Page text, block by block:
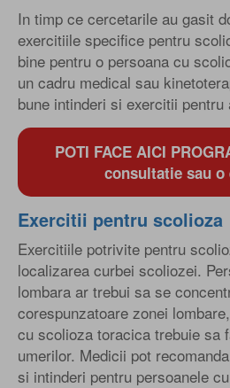
In timp ce cercetarile au gasit
exercitiile specifice pentru
bine pentru o persoana cu
un cadru medical sau
bune intinderi si exercitii pentru
POTI FACE AICI
consultatie sau o
Exercitii pentru scolioza
Exercitiile potrivite pentru
localizarea curbei scoliozei.
lombara ar trebui sa se
corespunzatoare zonei
cu scolioza toracica trebuie sa
umerilor. Medicii pot
si intinderi pentru persoanele